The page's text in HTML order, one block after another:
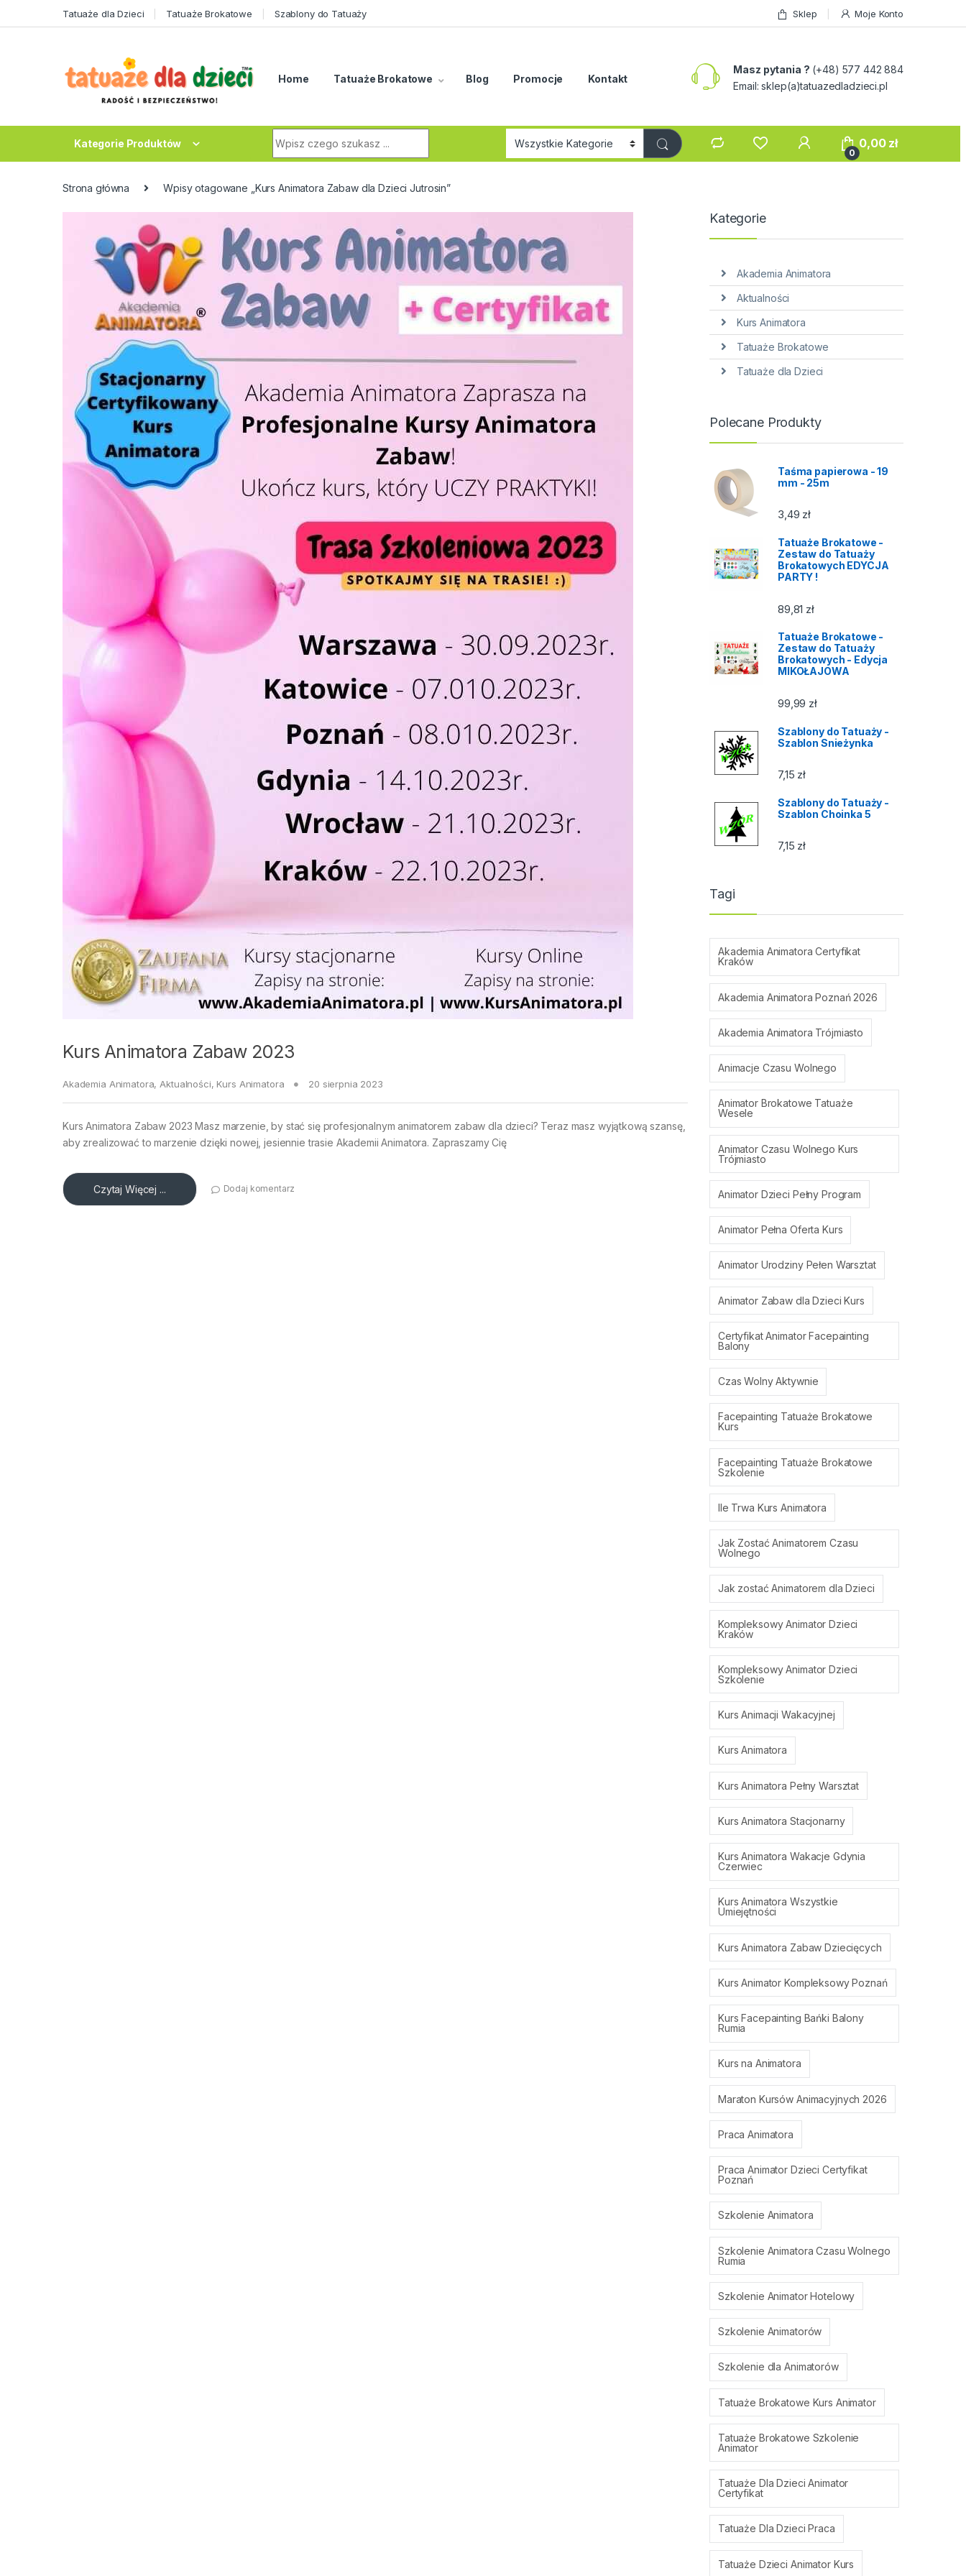
Tatuaże dla Dzieci Tatuaże Brokatowe Szablony do Tatuaży Sklep Moje Konto
Home Tatuaże Brokatowe Blog Promocje Kontakt
Masz pytania ? (+48) 577 442 884
Email: sklep(a)tatuazedladzieci.pl
Kategorie Produktów
0
0,00 zł
Strona główna Wpisy otagowane „Kurs Animatora Zabaw dla Dzieci Jutrosin”
Kurs Animatora Zabaw 2023
Akademia Animatora, Aktualności, Kurs Animatora 20 sierpnia 2023
Kurs Animatora Zabaw 2023 Masz marzenie, by stać się profesjonalnym animatorem zabaw dla dzieci? Teraz masz wyjątkową szansę,
aby zrealizować to marzenie dzięki nowej, jesiennie trasie Akademii Animatora. Zapraszamy Cię
Czytaj Więcej ... Dodaj komentarz
Kategorie
Akademia Animatora
Aktualności
Kurs Animatora
Tatuaże Brokatowe
Tatuaże dla Dzieci
Polecane Produkty
Taśma papierowa - 19
mm - 25m
3,49 zł
Tatuaże Brokatowe -
Zestaw do Tatuaży
Brokatowych EDYCJA
PARTY !
89,81 zł
Tatuaże Brokatowe -
Zestaw do Tatuaży
Brokatowych - Edycja
MIKOŁAJOWA
99,99 zł
Szablony do Tatuaży -
Szablon Snieżynka
7,15 zł
Szablony do Tatuaży -
Szablon Choinka 5
7,15 zł
Tagi
Akademia Animatora Certyfikat
Kraków
Akademia Animatora Poznań 2026
Akademia Animatora Trójmiasto
Animacje Czasu Wolnego
Animator Brokatowe Tatuaże
Wesele
Animator Czasu Wolnego Kurs
Trójmiasto
Animator Dzieci Pełny Program
Animator Pełna Oferta Kurs
Animator Urodziny Pełen Warsztat
Animator Zabaw dla Dzieci Kurs
Certyfikat Animator Facepainting
Balony
Czas Wolny Aktywnie
Facepainting Tatuaże Brokatowe
Kurs
Facepainting Tatuaże Brokatowe
Szkolenie
Ile Trwa Kurs Animatora
Jak Zostać Animatorem Czasu
Wolnego
Jak zostać Animatorem dla Dzieci
Kompleksowy Animator Dzieci
Kraków
Kompleksowy Animator Dzieci
Szkolenie
Kurs Animacji Wakacyjnej
Kurs Animatora
Kurs Animatora Pełny Warsztat
Kurs Animatora Stacjonarny
Kurs Animatora Wakacje Gdynia
Czerwiec
Kurs Animatora Wszystkie
Umiejętności
Kurs Animatora Zabaw Dziecięcych
Kurs Animator Kompleksowy Poznań
Kurs Facepainting Bańki Balony
Rumia
Kurs na Animatora
Maraton Kursów Animacyjnych 2026
Praca Animatora
Praca Animator Dzieci Certyfikat
Poznań
Szkolenie Animatora
Szkolenie Animatora Czasu Wolnego
Rumia
Szkolenie Animator Hotelowy
Szkolenie Animatorów
Szkolenie dla Animatorów
Tatuaże Brokatowe Kurs Animator
Tatuaże Brokatowe Szkolenie
Animator
Tatuaże Dla Dzieci Animator
Certyfikat
Tatuaże Dla Dzieci Praca
Tatuaże Dzieci Animator Kurs